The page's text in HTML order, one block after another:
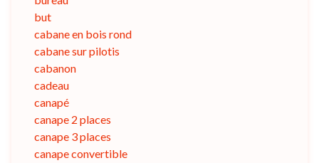
but
cabane en bois rond
cabane sur pilotis
cabanon
cadeau
canapé
canape 2 places
canape 3 places
canape convertible